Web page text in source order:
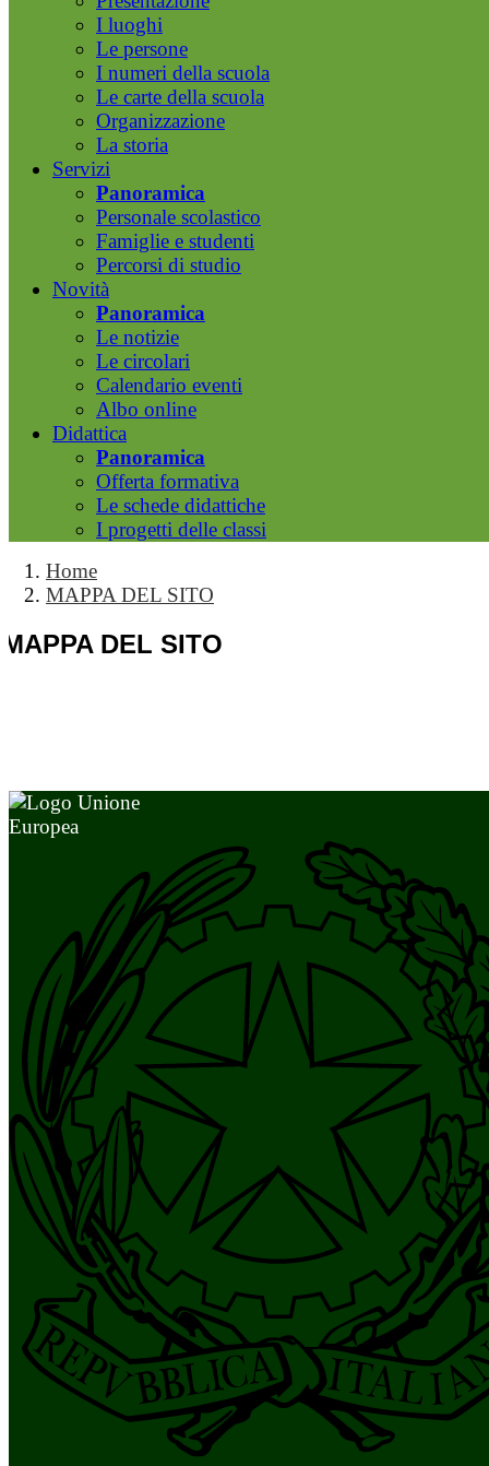
I luoghi
Le persone
I numeri della scuola
Le carte della scuola
Organizzazione
La storia
Servizi
Panoramica
Personale scolastico
Famiglie e studenti
Percorsi di studio
Novità
Panoramica
Le notizie
Le circolari
Calendario eventi
Albo online
Didattica
Panoramica
Offerta formativa
Le schede didattiche
I progetti delle classi
Home
MAPPA DEL SITO
MAPPA DEL SITO